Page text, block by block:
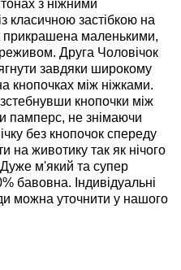
з ніжними
класичною застібкою на
прикрашена маленькими,
Друга Чоловічок
завдяки широкому
кнопочках між ніжками.
кнопочки між
памперс, не знімаючи
без кнопочок спереду
на животику так як нічого
м'який та супер
бавовна. Індивідуальні
можна уточнити у нашого